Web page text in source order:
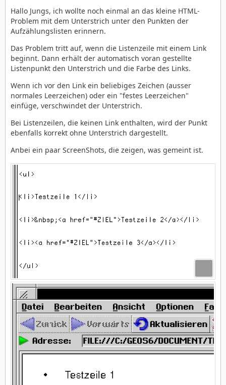
Hallo Jungs, ich wollte noch einmal an das kleine HTML-
Problem mit dem Unterstrich unter den Punkten der
Aufzählungslisten erinnern.
Das Problem tritt auf, wenn die Listenzeile mit einem Link
beginnt. Dann erhält der automatisch voran gestellte
Listenpunkt den Unterstrich und die Farbe des Links.
Wenn ich vor den Link ein beliebiges Zeichen (ausser
normales Leerzeichen) oder ein "festes Leerzeichen"
einfüge, verschwindet der Unterstrich.
Bei Listenzeilen, die keinen Link enthalten, wird der Punkt
ebenfalls korrekt ohne Unterstrich dargestellt.
Anbei ein paar ScreenShots, die zeigen, was gemeint ist.